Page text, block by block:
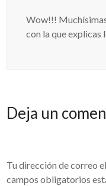
Wow!!!
con la que explicas
Deja un
Tu dirección de correo
campos obligatorios